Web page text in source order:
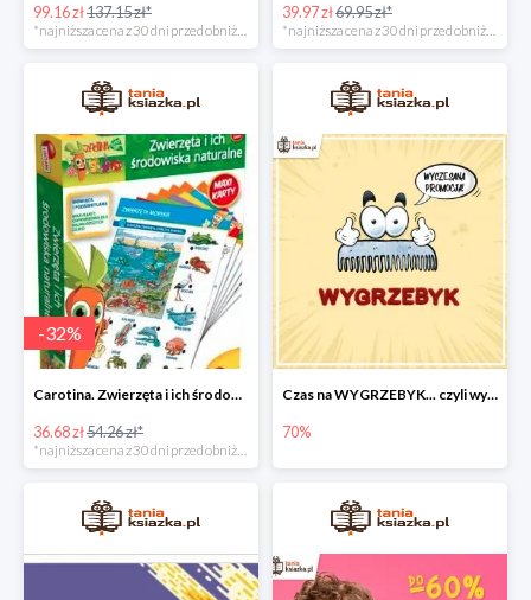
99.16 zł137.15 zł* 39.97 zł69.95 zł*
-32%
Carotina. Zwierzęta i ich środowisko naturalne -32%
36.68 zł54.26 zł*
Czas na WYGRZEBYK... czyli wyczesane ceny nawet do - 70%
70%